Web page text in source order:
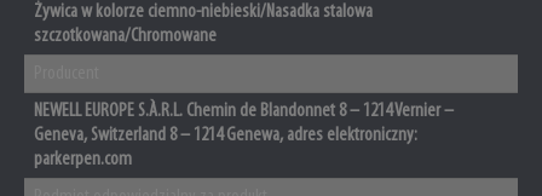
Żywica w kolorze ciemno-niebieski/Nasadka stalowa
szczotkowana/Chromowane
NEWELL EUROPE S.À.R.L. Chemin de Blandonnet 8 – 1214 Vernier –
Geneva, Switzerland 8 – 1214 Genewa, adres elektroniczny:
parkerpen.com